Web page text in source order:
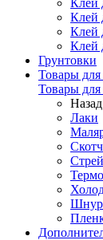
Клей
Клей
Клей
Клей
Грунтовки
Товары для
Товары для
Назад
Лаки
Скотч
Шнур